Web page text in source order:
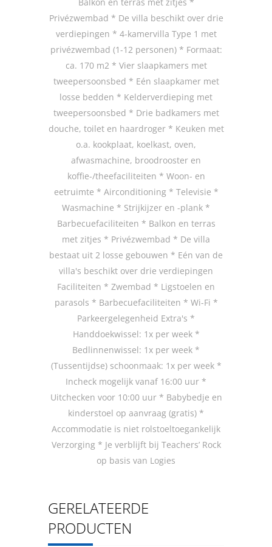
Privézwembad * De villa beschikt over drie
verdiepingen * 4-kamervilla Type 1 met
privézwembad (1-12 personen) * Formaat:
ca. 170 m2 * Vier slaapkamers met
tweepersoonsbed * Eén slaapkamer met
losse bedden * Kelderverdieping met
tweepersoonsbed * Drie badkamers met
douche, toilet en haardroger * Keuken met
o.a. kookplaat, koelkast, oven,
afwasmachine, broodrooster en
koffie-/theefaciliteiten * Woon- en
eetruimte * Airconditioning * Televisie *
Wasmachine * Strijkijzer en -plank *
Barbecuefaciliteiten * Balkon en terras
met zitjes * Privézwembad * De villa
bestaat uit 2 losse gebouwen * Eén van de
villa's beschikt over drie verdiepingen
Faciliteiten * Zwembad * Ligstoelen en
parasols * Barbecuefaciliteiten * Wi-Fi *
Parkeergelegenheid Extra's *
Handdoekwissel: 1x per week *
Bedlinnenwissel: 1x per week *
(Tussentijdse) schoonmaak: 1x per week *
Incheck mogelijk vanaf 16:00 uur *
Uitchecken voor 10:00 uur * Babybedje en
kinderstoel op aanvraag (gratis) *
Accommodatie is niet rolstoeltoegankelijk
Verzorging * Je verblijft bij Teachers’ Rock
op basis van Logies
GERELATEERDE
PRODUCTEN